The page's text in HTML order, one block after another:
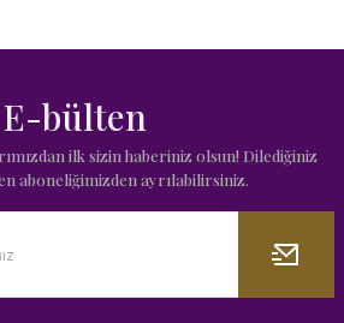
E-bülten
ilk sizin haberiniz olsun! Dilediğiniz
aboneliğimizden ayrılabilirsiniz.